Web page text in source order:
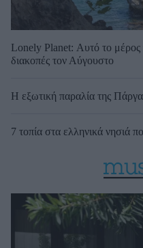
Lonely Planet: Αυτό το μέρος
διακοπές τον Αύγουστο
Η εξωτική παραλία της
7 τοπία στα ελληνικά νησιά